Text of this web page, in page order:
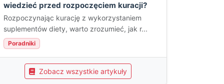
wiedzieć przed rozpoczęciem kuracji?
Rozpoczynając kurację z wykorzystaniem
suplementów diety, warto zrozumieć, jak r...
Poradniki
Zobacz wszystkie artykuły